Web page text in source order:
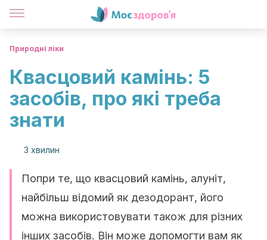
Природні ліки
Квасцовий камінь: 5
засобів, про які треба
знати
3 хвилин
Попри те, що квасцовий камінь, алуніт,
найбільш відомий як дезодорант, його
можна використовувати також для різних
інших засобів. Він може допомогти вам як